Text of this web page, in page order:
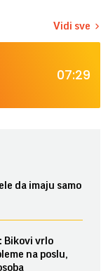
Vidi sve
07:29
da imaju samo
Bikovi vrlo
na poslu,